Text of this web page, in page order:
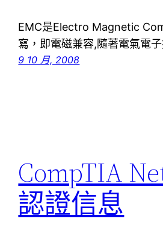
EMC是Electro Magnetic
寫，即電磁兼容,隨著電氣電
9 10 月, 2008
CompTIA
認證信息